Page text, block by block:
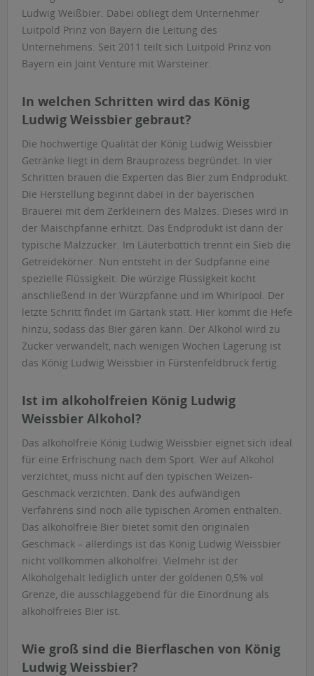
Ludwig Weißbier. Dabei obliegt dem Unternehmer
Luitpold Prinz von Bayern die Leitung des
Unternehmens. Seit 2011 teilt sich Luitpold Prinz von
Bayern ein Joint Venture mit Warsteiner.
In welchen Schritten wird das König
Ludwig Weissbier gebraut?
Die hochwertige Qualität der König Ludwig Weissbier
Getränke liegt in dem Brauprozess begründet. In vier
Schritten brauen die Experten das Bier zum Endprodukt.
Die Herstellung beginnt dabei in der bayerischen
Brauerei mit dem Zerkleinern des Malzes. Dieses wird in
der Maischpfanne erhitzt. Das Endprodukt ist dann der
typische Malzzucker. Im Läuterbottich trennt ein Sieb die
Getreidekörner. Nun entsteht in der Sudpfanne eine
spezielle Flüssigkeit. Die würzige Flüssigkeit kocht
anschließend in der Würzpfanne und im Whirlpool. Der
letzte Schritt findet im Gärtank statt. Hier kommt die Hefe
hinzu, sodass das Bier gären kann. Der Alkohol wird zu
Zucker verwandelt, nach wenigen Wochen Lagerung ist
das König Ludwig Weissbier in Fürstenfeldbruck fertig.
Ist im alkoholfreien König Ludwig
Weissbier Alkohol?
Das alkoholfreie König Ludwig Weissbier eignet sich ideal
für eine Erfrischung nach dem Sport. Wer auf Alkohol
verzichtet, muss nicht auf den typischen Weizen-
Geschmack verzichten. Dank des aufwändigen
Verfahrens sind noch alle typischen Aromen enthalten.
Das alkoholfreie Bier bietet somit den originalen
Geschmack – allerdings ist das König Ludwig Weissbier
nicht vollkommen alkoholfrei. Vielmehr ist der
Alkoholgehalt lediglich unter der goldenen 0,5% vol
Grenze, die ausschlaggebend für die Einordnung als
alkoholfreies Bier ist.
Wie groß sind die Bierflaschen von König
Ludwig Weissbier?